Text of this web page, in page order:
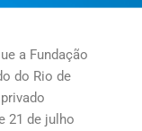
a Fundação
do Rio de
21 de julho